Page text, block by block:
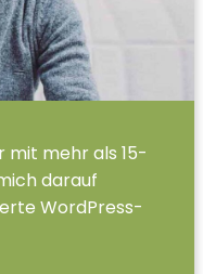
mit mehr als 15-
darauf
WordPress-